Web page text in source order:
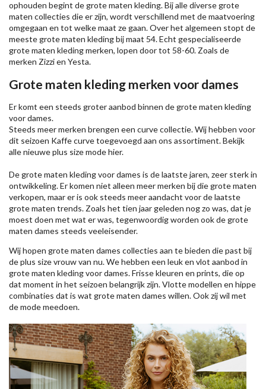
ophouden begint de grote maten kleding. Bij alle diverse grote
maten collecties die er zijn, wordt verschillend met de maatvoering
omgegaan en tot welke maat ze gaan. Over het algemeen stopt de
meeste grote maten kleding bij maat 54. Echt gespecialiseerde
grote maten kleding merken, lopen door tot 58-60. Zoals de
merken Zizzien Yesta.
Grote maten kleding merken voor dames
Er komt een steeds groter aanbod binnen de grote maten kleding
voor dames.
Steeds meer merken brengen een curve collectie. Wij hebben voor
dit seizoen Kaffecurve toegevoegd aan ons assortiment. Bekijk
alle nieuweplus size modehier.
De grote maten kleding voor dames is de laatste jaren, zeer sterk in
ontwikkeling. Er komen niet alleen meer merken bij die grote maten
verkopen, maar er is ook steeds meer aandacht voor de laatste
grote maten trends. Zoals het tien jaar geleden nog zo was, dat je
moest doen met wat er was, tegenwoordig worden ook de grote
maten dames steeds veeleisender.
Wij hopen grote maten dames collecties aan te bieden die past bij
de plus size vrouw van nu. We hebben een leuk en vlot aanbod in
grote maten kleding voor dames. Frisse kleuren en prints, die op
dat moment in het seizoen belangrijk zijn. Vlotte modellen en hippe
combinaties dat is wat grote maten dames willen. Ook zij wil met
de mode meedoen.